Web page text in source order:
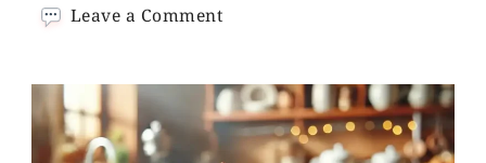
Leave a Commenton
Spritz
Gateau